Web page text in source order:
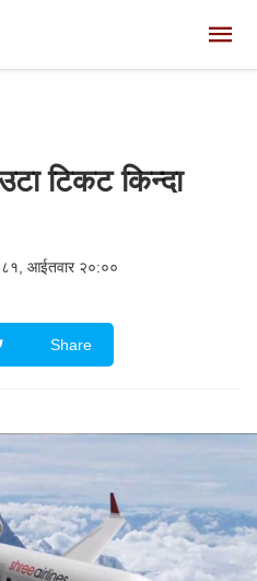
टिकट किन्दा
आईतवार २०:००
Share